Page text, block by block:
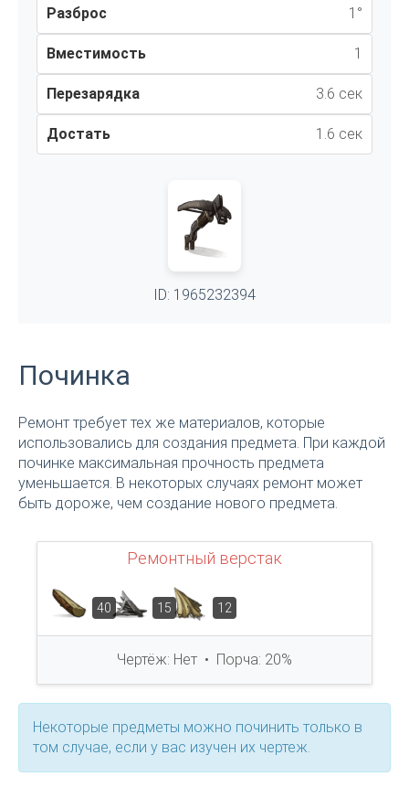
Разброс 1°
Вместимость 1
Перезарядка 3.6 сек
Достать 1.6 сек
ID: 1965232394
Починка
Ремонт требует тех же материалов, которые
использовались для создания предмета. При каждой
починке максимальная прочность предмета
уменьшается. В некоторых случаях ремонт может
быть дороже, чем создание нового предмета.
Ремонтный верстак
40 15 12
Чертёж: Нет • Порча: 20%
Некоторые предметы можно починить только в
том случае, если у вас изучен их чертеж.